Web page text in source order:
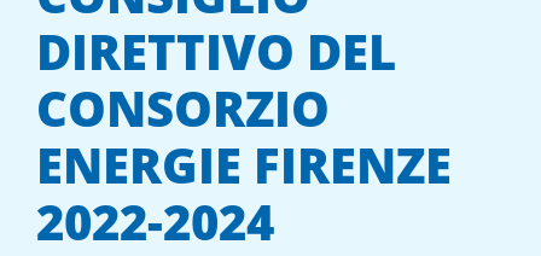
DIRETTIVO DEL
CONSORZIO
ENERGIE FIRENZE
2022-2024